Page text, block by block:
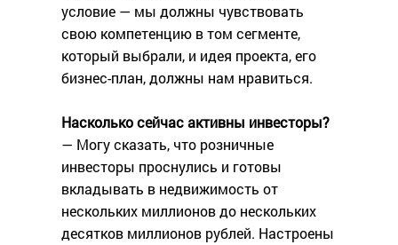
условие — мы должны чувствовать
свою компетенцию в том сегменте,
который выбрали, и идея проекта, его
бизнес-план, должны нам нравиться.
Насколько сейчас активны инвесторы?
— Могу сказать, что розничные
инвесторы проснулись и готовы
вкладывать в недвижимость от
нескольких миллионов до нескольких
десятков миллионов рублей. Настроены